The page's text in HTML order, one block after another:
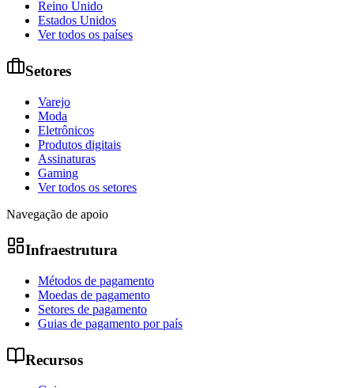
Reino Unido
Estados Unidos
Ver todos os países
Setores
Varejo
Moda
Eletrônicos
Produtos digitais
Assinaturas
Gaming
Ver todos os setores
Navegação de apoio
Infraestrutura
Métodos de pagamento
Moedas de pagamento
Setores de pagamento
Guias de pagamento por país
Recursos